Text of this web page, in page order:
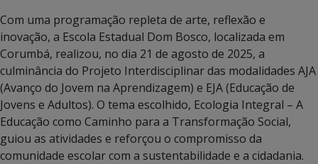
Com uma programação repleta de arte, reflexão e
inovação, a Escola Estadual Dom Bosco, localizada em
Corumbá, realizou, no dia 21 de agosto de 2025, a
culminância do Projeto Interdisciplinar das modalidades AJA
(Avanço do Jovem na Aprendizagem) e EJA (Educação de
Jovens e Adultos). O tema escolhido, Ecologia Integral – A
Educação como Caminho para a Transformação Social,
guiou as atividades e reforçou o compromisso da
comunidade escolar com a sustentabilidade e a cidadania.